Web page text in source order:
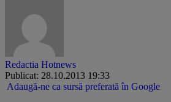
Redactia Hotnews
Publicat: 28.10.2013 19:33
Adaugă-ne ca sursă preferată în Google